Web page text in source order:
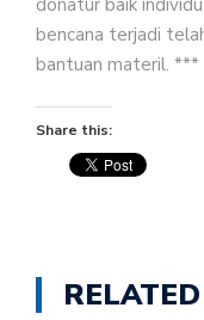
bencana terjadi
bantuan materil. ***
Share this: